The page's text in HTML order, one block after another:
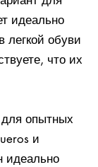
идеально
легкой обуви
что их
опытных
и
идеально